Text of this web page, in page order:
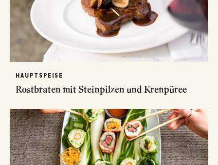
HAUPTSPEISE
Rostbraten mit Steinpilzen und Krenpüree